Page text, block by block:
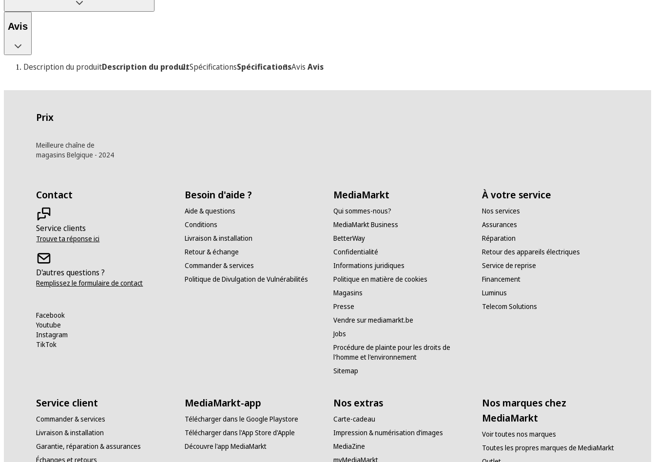
Avis
Description du produitDescription du produitSpécificationsSpécificationsAvis Avis
Prix
Meilleure chaîne de
magasins Belgique - 2024
Contact
Service clients
Trouve ta réponse ici
D'autres questions ?
Remplissez le formulaire de contact
Facebook
Youtube
Instagram
TikTok
Besoin d'aide ?
Aide & questions
Conditions
Livraison & installation
Retour & échange
Commander & services
Politique de Divulgation de Vulnérabilités
MediaMarkt
Qui sommes-nous?
MediaMarkt Business
BetterWay
Confidentialité
Informations juridiques
Politique en matière de cookies
Magasins
Presse
Vendre sur mediamarkt.be
Jobs
Procédure de plainte pour les droits de
l'homme et l'environnement
Sitemap
À votre service
Nos services
Assurances
Réparation
Retour des appareils électriques
Service de reprise
Financement
Luminus
Telecom Solutions
Service client
Commander & services
Livraison & installation
Garantie, réparation & assurances
Échanges et retours
MediaMarkt-app
Télécharger dans le Google Playstore
Télécharger dans l'App Store d'Apple
Découvre l'app MediaMarkt
Nos extras
Carte-cadeau
Impression & numérisation d’images
MediaZine
myMediaMarkt
Nos marques chez
MediaMarkt
Voir toutes nos marques
Toutes les propres marques de MediaMarkt